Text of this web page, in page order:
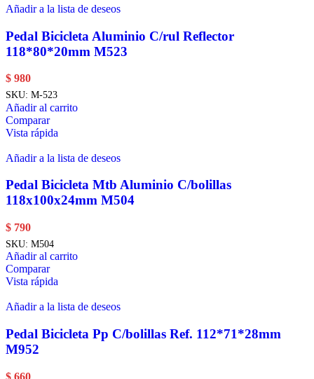
Añadir a la lista de deseos
Pedal Bicicleta Aluminio C/rul Reflector
118*80*20mm M523
$ 980
SKU: M-523
Añadir al carrito
Comparar
Vista rápida
Añadir a la lista de deseos
Pedal Bicicleta Mtb Aluminio C/bolillas
118x100x24mm M504
$ 790
SKU: M504
Añadir al carrito
Comparar
Vista rápida
Añadir a la lista de deseos
Pedal Bicicleta Pp C/bolillas Ref. 112*71*28mm
M952
$ 660